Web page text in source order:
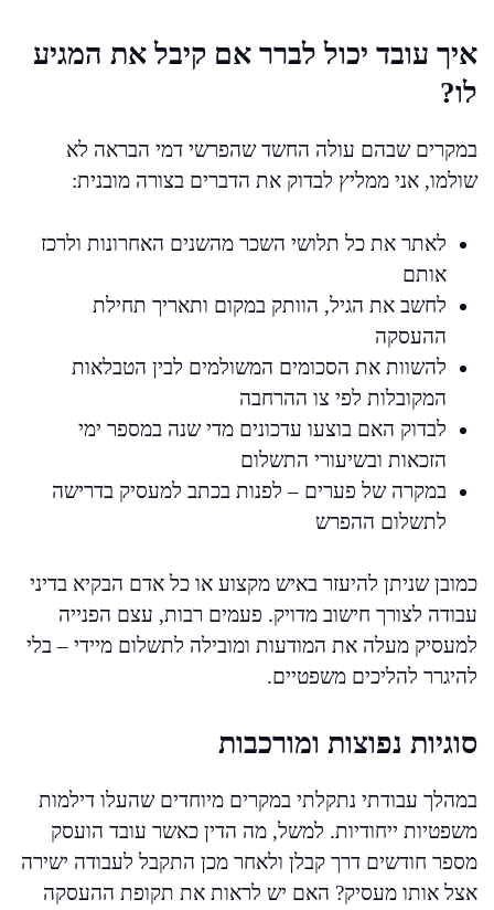
איך עובד יכול לברר אם קיבל את המגיע
לו?
במקרים שבהם עולה החשד שהפרשי דמי הבראה לא
שולמו, אני ממליץ לבדוק את הדברים בצורה מובנית:
לאתר את כל תלושי השכר מהשנים האחרונות ולרכז
אותם
לחשב את הגיל, הוותק במקום ותאריך תחילת
ההעסקה
להשוות את הסכומים המשולמים לבין הטבלאות
המקובלות לפי צו ההרחבה
לבדוק האם בוצעו עדכונים מדי שנה במספר ימי
הזכאות ובשיעורי התשלום
במקרה של פערים – לפנות בכתב למעסיק בדרישה
לתשלום ההפרש
כמובן שניתן להיעזר באיש מקצוע או כל אדם הבקיא בדיני
עבודה לצורך חישוב מדויק. פעמים רבות, עצם הפנייה
למעסיק מעלה את המודעות ומובילה לתשלום מיידי – בלי
להיגרר להליכים משפטיים.
סוגיות נפוצות ומורכבות
במהלך עבודתי נתקלתי במקרים מיוחדים שהעלו דילמות
משפטיות ייחודיות. למשל, מה הדין כאשר עובד הועסק
מספר חודשים דרך קבלן ולאחר מכן התקבל לעבודה ישירה
אצל אותו מעסיק? האם יש לראות את תקופת ההעסקה